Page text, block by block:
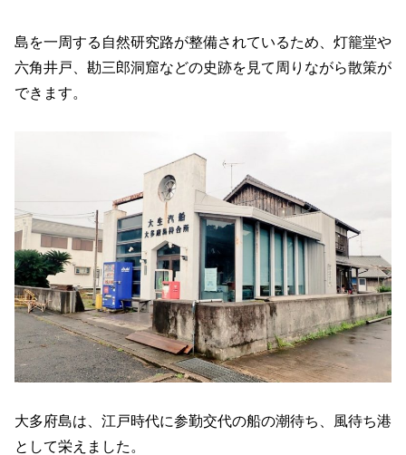
島を一周する自然研究路が整備されているため、灯籠堂や
六角井戸、勘三郎洞窟などの史跡を見て周りながら散策が
できます。
大多府島は、江戸時代に参勤交代の船の潮待ち、風待ち港
として栄えました。